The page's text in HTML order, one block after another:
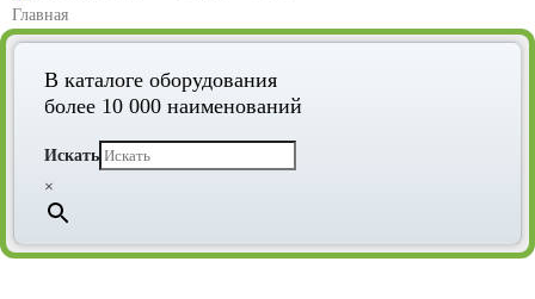
В каталоге оборудования
более 10 000 наименований
Искать
×